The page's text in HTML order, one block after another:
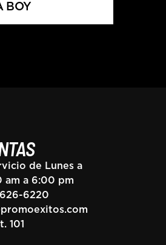
BOY
de Lunes a
am a 6:00 pm
6220
101